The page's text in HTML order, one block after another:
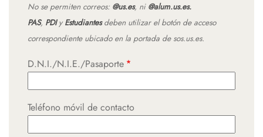
No se permiten correos: @us.es, ni @alum.us.es.
PAS, PDIy Estudiantesdeben utilizar el botón de acceso
correspondiente ubicado en la portada de sos.us.es.
D.N.I./N.I.E./Pasaporte
Teléfono móvil de contacto